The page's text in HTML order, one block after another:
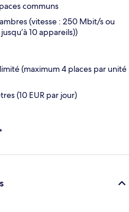
communs
(vitesse : 250 Mbit/s ou
10 appareils))
(maximum 4 places par unité
(10 EUR par jour)